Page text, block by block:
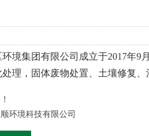
境集团有限公司成立于2017年9
理，固体废物处置、土壤修复
环境科技有限公司